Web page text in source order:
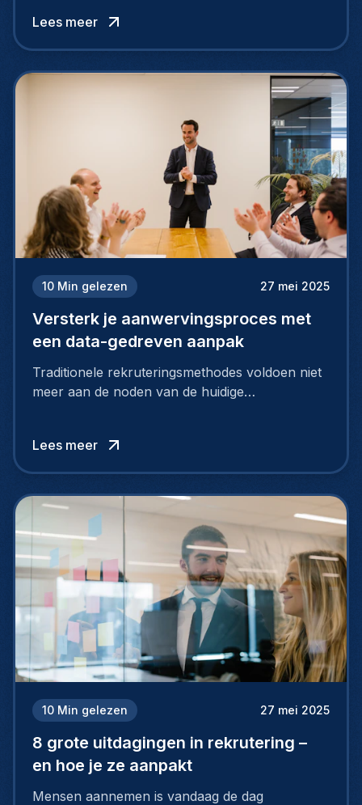
rekruteren.
Lees meer
10 Min gelezen 27 mei 2025
Versterk je aanwervingsproces met
een data-gedreven aanpak
Traditionele rekruteringsmethodes voldoen niet
meer aan de noden van de huidige
slimmer rekruteren.
Lees meer
10 Min gelezen 27 mei 2025
8 grote uitdagingen in rekrutering –
en hoe je ze aanpakt
Mensen aannemen is vandaag de dag